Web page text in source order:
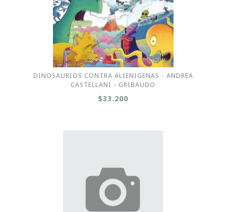
DINOSAURIOS CONTRA ALIENIGENAS - ANDREA
CASTELLANI - GRIBAUDO
$33.200